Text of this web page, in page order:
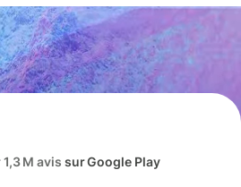
1,3 M avis sur Google Play